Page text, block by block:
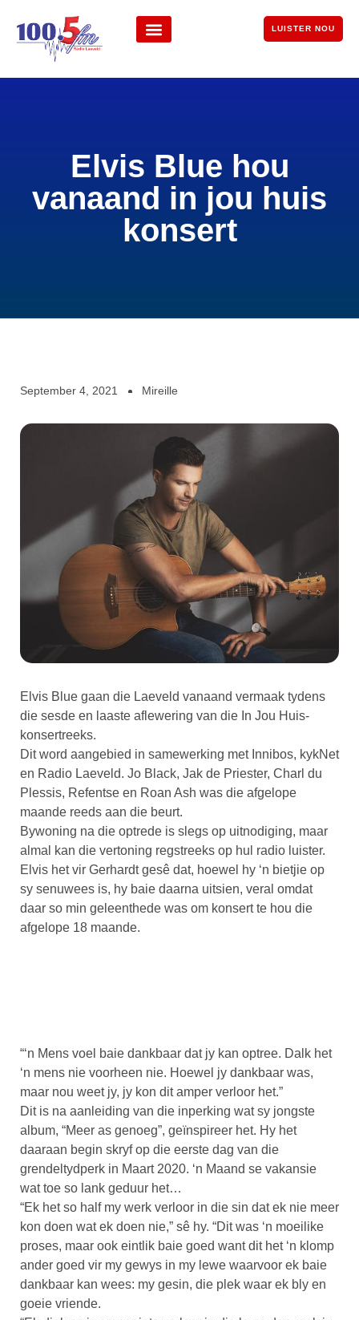
LUISTER NOU
Elvis Blue hou
vanaand in jou huis
konsert
September 4, 2021 Mireille
Elvis Blue gaan die Laeveld vanaand vermaak tydens
die sesde en laaste aflewering van die In Jou Huis-
konsertreeks.
Dit word aangebied in samewerking met Innibos, kykNet
en Radio Laeveld. Jo Black, Jak de Priester, Charl du
Plessis, Refentse en Roan Ash was die afgelope
maande reeds aan die beurt.
Bywoning na die optrede is slegs op uitnodiging, maar
almal kan die vertoning regstreeks op hul radio luister.
Elvis het vir Gerhardt gesê dat, hoewel hy ‘n bietjie op
sy senuwees is, hy baie daarna uitsien, veral omdat
daar so min geleenthede was om konsert te hou die
afgelope 18 maande.
“‘n Mens voel baie dankbaar dat jy kan optree. Dalk het
‘n mens nie voorheen nie. Hoewel jy dankbaar was,
maar nou weet jy, jy kon dit amper verloor het.”
Dit is na aanleiding van die inperking wat sy jongste
album, “Meer as genoeg”, geïnspireer het. Hy het
daaraan begin skryf op die eerste dag van die
grendeltydperk in Maart 2020. ‘n Maand se vakansie
wat toe so lank geduur het…
“Ek het so half my werk verloor in die sin dat ek nie meer
kon doen wat ek doen nie,” sê hy. “Dit was ‘n moeilike
proses, maar ook eintlik baie goed want dit het ‘n klomp
ander goed vir my gewys in my lewe waarvoor ek baie
dankbaar kan wees: my gesin, die plek waar ek bly en
goeie vriende.